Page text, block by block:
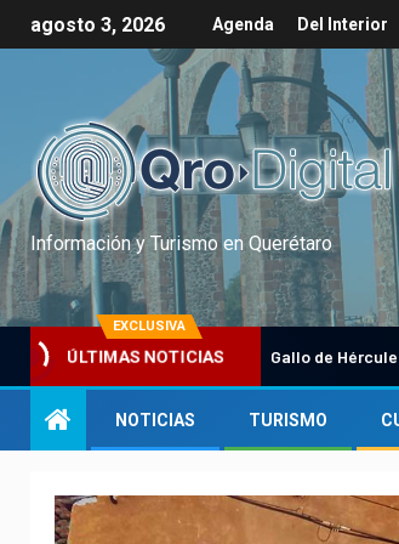
agosto 3, 2026 Agenda Del Interior
Información y Turismo en Querétaro
EXCLUSIVA
ÚLTIMAS NOTICIAS
Tradicional Gallo de Hércules
NOTICIAS TURISMO